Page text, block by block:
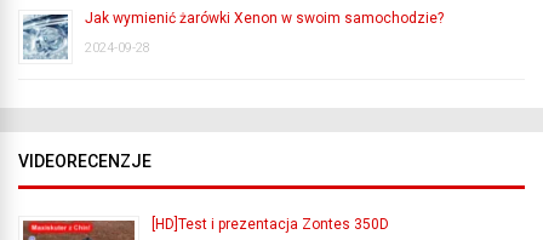
Jak wymienić żarówki Xenon w swoim samochodzie?
2024-09-28
VIDEORECENZJE
[HD]Test i prezentacja Zontes 350D